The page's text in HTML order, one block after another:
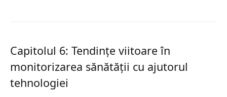
Capitolul 6: Tendințe viitoare în
monitorizarea sănătății cu ajutorul
tehnologiei